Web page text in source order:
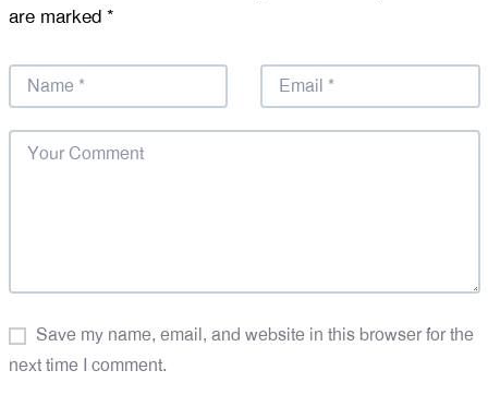
are marked *
Save my name, email, and website in this browser for the
next time I comment.